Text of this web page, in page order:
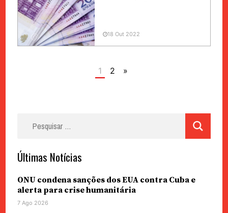
18 Out 2022
1 2 »
Últimas Notícias
ONU condena sanções dos EUA contra Cuba e
alerta para crise humanitária
7 Ago 2026